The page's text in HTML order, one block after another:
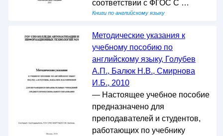
соответствии с ФГОС С …
Книги по английскому языку
Методические указания к
учебному пособию по
английскому языку, Голубев
А.П., Балюк Н.В., Смирнова
И.Б., 2010
— Настоящее учебное пособие
предназначено для
преподавателей и студентов,
работающих по учебнику